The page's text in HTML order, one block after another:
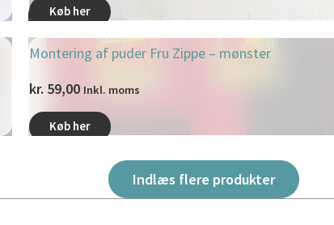
Køb her
Montering af puder Fru Zippe – mønster
kr. 59,00 Inkl. moms
Køb her
Indlæs flere produkter